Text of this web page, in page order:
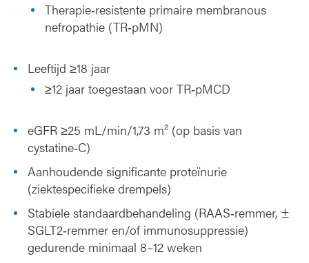
Therapie‑resistente primaire membranous
nefropathie (TR‑pMN)
Leeftijd ≥18 jaar
≥12 jaar toegestaan voor TR‑pMCD
eGFR ≥25 mL/min/1,73 m² (op basis van
cystatine‑C)
Aanhoudende significante proteïnurie
(ziektespecifieke drempels)
Stabiele standaardbehandeling (RAAS‑remmer, ±
SGLT2‑remmer en/of immunosuppressie)
gedurende minimaal 8–12 weken